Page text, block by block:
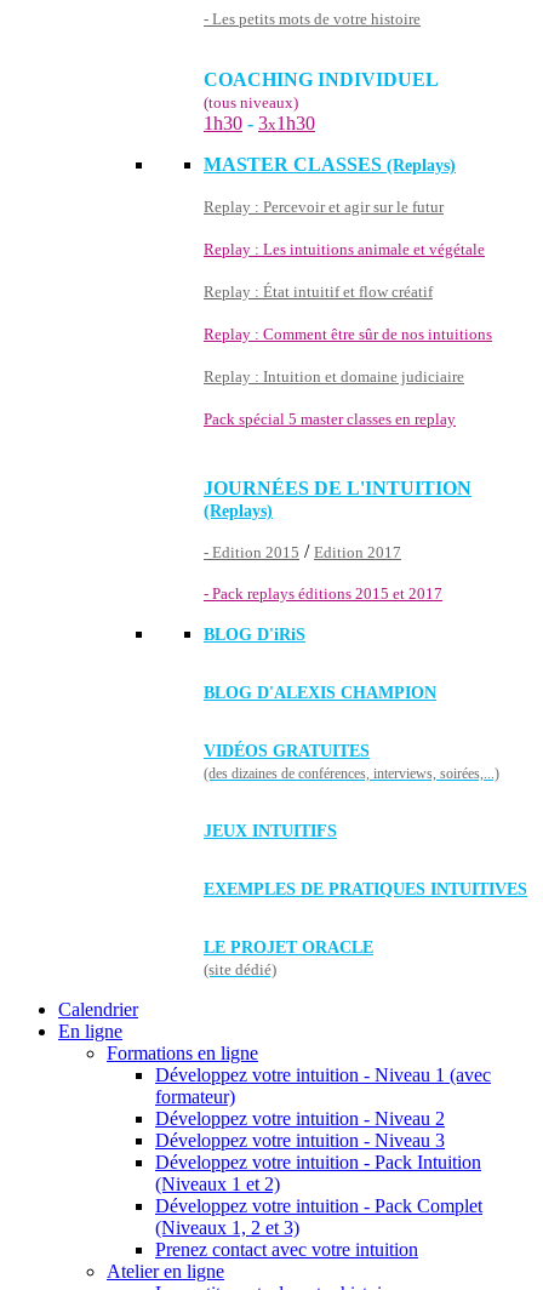
- Les petits mots de votre histoire
COACHING INDIVIDUEL
(tous niveaux)
1h30 - 3x1h30
MASTER CLASSES (Replays)
Replay : Percevoir et agir sur le futur
Replay : Les intuitions animale et végétale
Replay : État intuitif et flow créatif
Replay : Comment être sûr de nos intuitions
Replay : Intuition et domaine judiciaire
Pack spécial 5 master classes en replay
JOURNÉES DE L'INTUITION
(Replays)
- Edition 2015 / Edition 2017
- Pack replays éditions 2015 et 2017
BLOG D'iRiS
BLOG D'ALEXIS CHAMPION
VIDÉOS GRATUITES
(des dizaines de conférences, interviews, soirées,...)
JEUX INTUITIFS
EXEMPLES DE PRATIQUES INTUITIVES
LE PROJET ORACLE
(site dédié)
Calendrier
En ligne
Formations en ligne
Développez votre intuition - Niveau 1 (avec
formateur)
Développez votre intuition - Niveau 2
Développez votre intuition - Niveau 3
Développez votre intuition - Pack Intuition
(Niveaux 1 et 2)
Développez votre intuition - Pack Complet
(Niveaux 1, 2 et 3)
Prenez contact avec votre intuition
Atelier en ligne